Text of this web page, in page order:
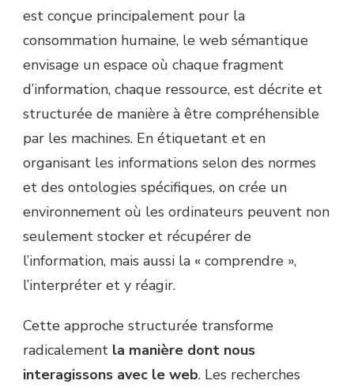
est conçue principalement pour la
consommation humaine, le web sémantique
envisage un espace où chaque fragment
d’information, chaque ressource, est décrite et
structurée de manière à être compréhensible
par les machines. En étiquetant et en
organisant les informations selon des normes
et des ontologies spécifiques, on crée un
environnement où les ordinateurs peuvent non
seulement stocker et récupérer de
l’information, mais aussi la « comprendre »,
l’interpréter et y réagir.
Cette approche structurée transforme
radicalement la manière dont nous
interagissons avec le web. Les recherches